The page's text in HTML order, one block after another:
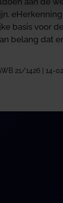
basis voor
belang dat
21/1426 | 14-